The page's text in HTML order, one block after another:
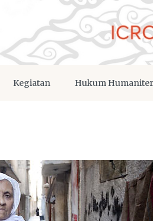
Kegiatan Hukum Humaniter